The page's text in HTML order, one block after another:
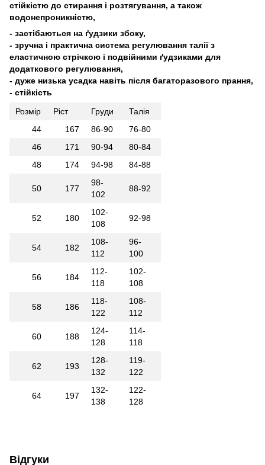
стійкістю до стирання і розтягування, а також
водонепроникністю,
- застібаються на ґудзики збоку,
- зручна і практична система регулювання талії з
еластичною стрічкою і подвійними ґудзиками для
додаткового регулювання,
- дуже низька усадка навіть після багаторазового прання,
- стійкість
Розмір
Ріст Груди
Талія
44
167 86-90
76-80
46
171 90-94
80-84
48
174 94-98 84-88
50 177
98-
102
88-92
52 180
102-
108
92-98
54 182
108-
112
96-
100
56 184
112-
118
102-
108
58 186
118-
122
108-
112
60 188
124-
128
114-
118
62 193
128-
132
119-
122
64 197
132-
138
122-
128
Відгуки